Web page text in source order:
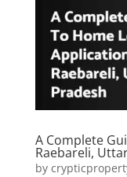
A Complete
Raebareli,
by